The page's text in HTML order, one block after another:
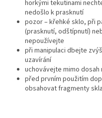
horkými tekutinami
nedošlo k prasknutí
pozor – křehké sklo, při
(prasknutí, odštípnutí)
nepoužívejte
při manipulaci dbejte
uzavírání
uchovávejte mimo dosah
před prvním použitím
obsahovat fragmenty skla